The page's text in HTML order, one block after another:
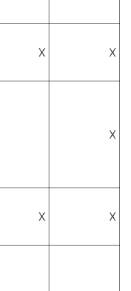
X
X
X
X
X